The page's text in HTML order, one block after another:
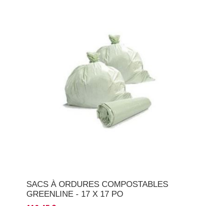
SACS À ORDURES COMPOSTABLES
GREENLINE - 17 X 17 PO